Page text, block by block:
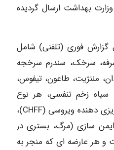
بهداشت ارسال گردیده
فوری (تلفنی) شامل
سرخک، سندرم سرخجه
مننژیت، طاعون، تیفوس،
سیاه زخم تنفسی، هر نوع
حیوان گزیدگی، تبهای خونریزی دهنده ویروسی (CHFF)،
سازی (مرگ، بستری در
و هر عارضه ای که منجر به